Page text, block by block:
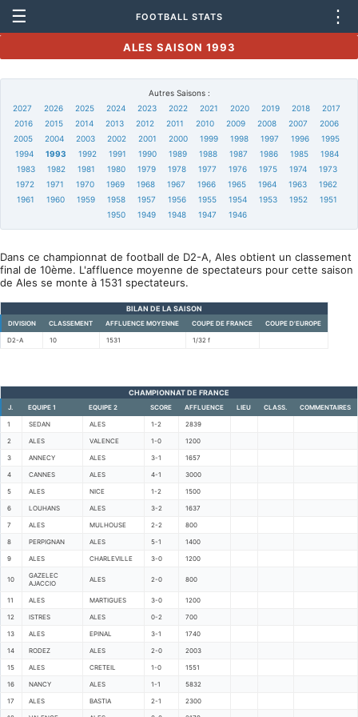
☰ FOOTBALL STATS ⋮
ALES SAISON 1993
Autres Saisons :
2027
2026 2025 2024 2023 2022 2021 2020 2019 2018
2017
2016
2015 2014 2013 2012 2011 2010 2009 2008 2007
2006
2005
2004 2003 2002 2001 2000 1999 1998 1997 1996
1995
1994
1993 1992 1991 1990 1989 1988 1987 1986 1985
1984
1983
1982 1981 1980 1979 1978 1977 1976 1975 1974
1973
1972
1971 1970 1969 1968 1967 1966 1965 1964 1963
1962
1961
1960 1959 1958 1957 1956 1955 1954 1953 1952
1951
1950
1949 1948 1947 1946
Dans ce championnat de football de D2-A, Ales obtient un classement
final de 10ème. L'affluence moyenne de spectateurs pour cette saison
de Ales se monte à 1531 spectateurs.
BILAN DE LA SAISON
DIVISION CLASSEMENT AFFLUENCE MOYENNE COUPE DE FRANCE COUPE D'EUROPE
D2-A 10 1531 1/32 f
CHAMPIONNAT DE FRANCE
J. EQUIPE 1 EQUIPE 2 SCORE AFFLUENCE LIEU CLASS. COMMENTAIRES
1 SEDAN ALES 1-2 2839
2 ALES VALENCE 1-0 1200
3 ANNECY ALES 3-1 1657
4 CANNES ALES 4-1 3000
5 ALES NICE 1-2 1500
6 LOUHANS ALES 3-2 1637
7 ALES MULHOUSE 2-2 800
8 PERPIGNAN ALES 5-1 1400
9 ALES CHARLEVILLE 3-0 1200
10
GAZELEC
AJACCIO
ALES 2-0 800
11 ALES MARTIGUES 3-0 1200
12 ISTRES ALES 0-2 700
13 ALES EPINAL 3-1 1740
14 RODEZ ALES 2-0 2003
15 ALES CRETEIL 1-0 1551
16 NANCY ALES 1-1 5832
17 ALES BASTIA 2-1 2300